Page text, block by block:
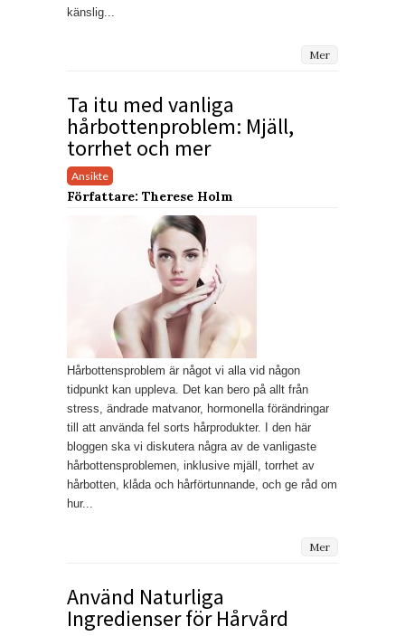
känslig...
Mer
Ta itu med vanliga
hårbottenproblem: Mjäll,
torrhet och mer
Ansikte
Författare: Therese Holm
Hårbottensproblem är något vi alla vid någon
tidpunkt kan uppleva. Det kan bero på allt från
stress, ändrade matvanor, hormonella förändringar
till att använda fel sorts hårprodukter. I den här
bloggen ska vi diskutera några av de vanligaste
hårbottensproblemen, inklusive mjäll, torrhet av
hårbotten, klåda och hårförtunnande, och ge råd om
hur...
Mer
Använd Naturliga
Ingredienser för Hårvård